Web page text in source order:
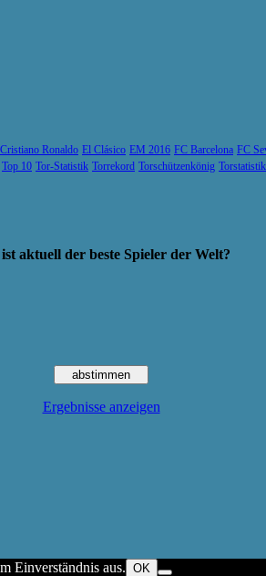
Cristiano Ronaldo El Clásico EM 2016 FC Barcelona FC
Top 10 Tor-Statistik Torrekord Torschützenkönig Torstatistik
aktuell der beste Spieler der Welt?
Ergebnisse anzeigen
Einverständnis aus. OK